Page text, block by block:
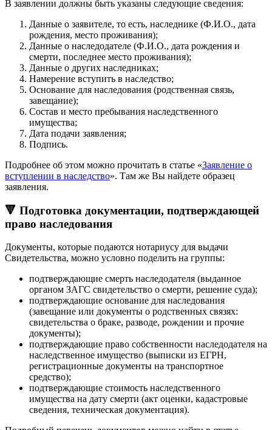
В заявлении должны быть указаны следующие сведения:
Данные о заявителе, то есть, наследнике (Ф.И.О., дата
рождения, место проживания);
Данные о наследодателе (Ф.И.О., дата рождения и
смерти, последнее место проживания);
Данные о других наследниках;
Намерение вступить в наследство;
Основание для наследования (родственная связь,
завещание);
Состав и место пребывания наследственного
имущества;
Дата подачи заявления;
Подпись.
Подробнее об этом можно прочитать в статье «Заявление о
вступлении в наследство». Там же Вы найдете образец
заявления.
🔻 Подготовка документации, подтверждающей
право наследования
Документы, которые подаются нотариусу для выдачи
Свидетельства, можно условно поделить на группы:
подтверждающие смерть наследодателя (выданное
органом ЗАГС свидетельство о смерти, решение суда);
подтверждающие основание для наследования
(завещание или документы о родственных связях:
свидетельства о браке, разводе, рождении и прочие
документы);
подтверждающие право собственности наследодателя на
наследственное имущество (выписки из ЕГРН,
регистрационные документы на транспортное
средство);
подтверждающие стоимость наследственного
имущества на дату смерти (акт оценки, кадастровые
сведения, техническая документация).